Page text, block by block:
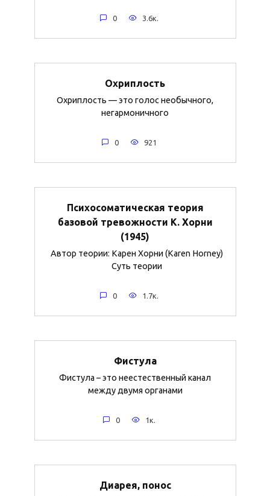
0 3.6к.
Охриплость
Охриплость — это голос необычного,
негармоничного
0 921
Психосоматическая теория
базовой тревожности К. Хорни
(1945)
Автор теории: Карен Хорни (Karen Horney)
Суть теории
0 1.7к.
Фистула
Фистула – это неестественный канал
между двумя органами
0 1к.
Диарея, понос